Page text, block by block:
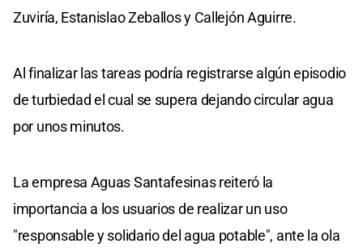
Zuviría, Estanislao Zeballos y Callejón Aguirre.
Al finalizar las tareas podría registrarse algún episodio
de turbiedad el cual se supera dejando circular agua
por unos minutos.
La empresa Aguas Santafesinas reiteró la
importancia a los usuarios de realizar un uso
"responsable y solidario del agua potable", ante la ola